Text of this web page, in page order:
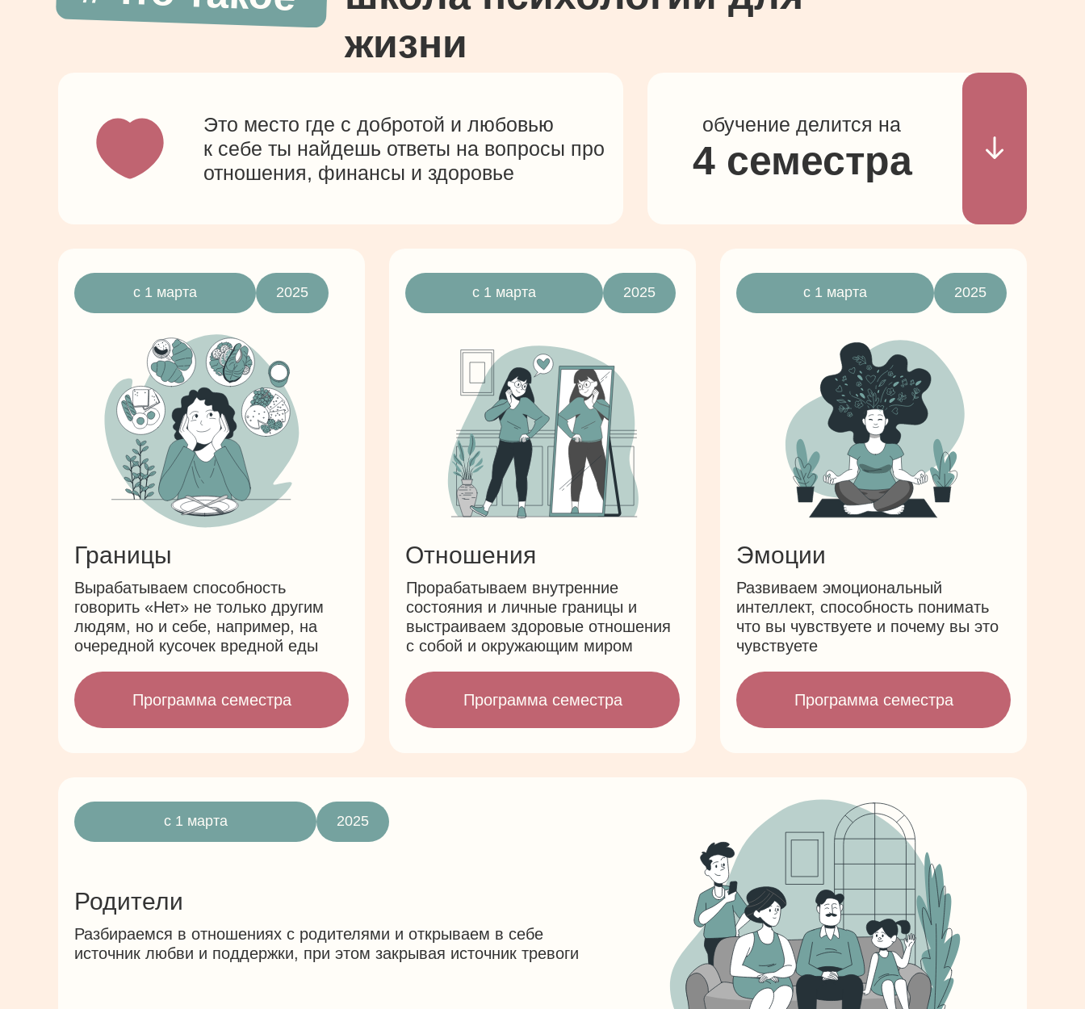
жизни
Это место где с добротой и любовью
к себе ты найдешь ответы на вопросы про
отношения, финансы и здоровье
4 семестра
обучение делится на
Границы
Вырабатываем способность
говорить «Нет» не только другим
людям, но и себе, например, на
очередной кусочек вредной еды
с 1 марта 2025
Программа семестра
Отношения
с 1 марта 2025
Программа семестра
Прорабатываем внутренние
состояния и личные границы и
выстраиваем здоровые отношения
с собой и окружающим миром
Эмоции
с 1 марта 2025
Развиваем эмоциональный
интеллект, способность понимать
что вы чувствуете и почему вы это
чувствуете
Программа семестра
Родители
2025
с 1 марта
Разбираемся в отношениях с родителями и открываем в себе
источник любви и поддержки, при этом закрывая источник тревоги